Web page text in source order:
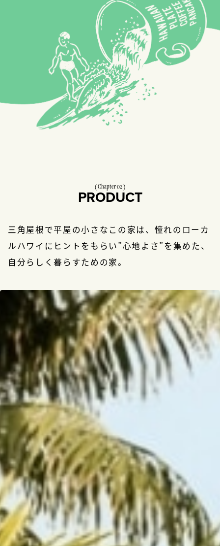
Chapter-02
PRODUCT
三角屋根で平屋の小さなこの家は、憧れのローカ
ルハワイにヒントをもらい”心地よさ”を集めた、
自分らしく暮らすための家。